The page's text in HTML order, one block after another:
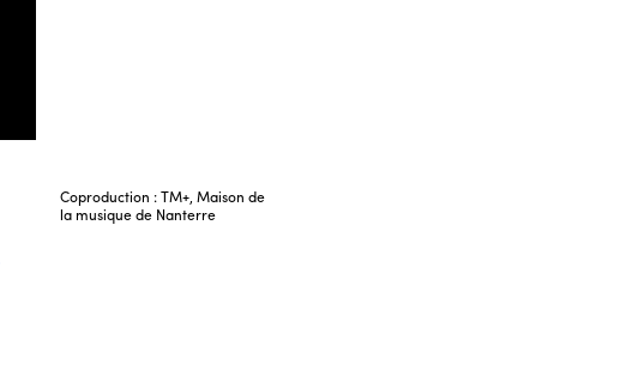
Coproduction : TM+, Maison de
la musique de Nanterre